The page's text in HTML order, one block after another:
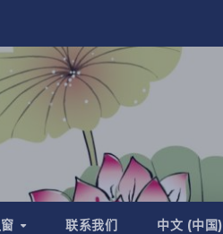
联系我们 中文 (中国)